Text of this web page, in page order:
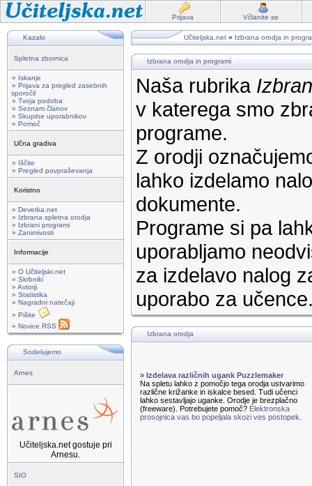
Prijava Včlanite se
Kazalo
Spletna zbornica
» Iskanje
» Prijava za pregled zasebnih
sporočil
» Tvoja podoba
» Seznam članov
» Skupine uporabnikov
» Pomoč
Učna gradiva
» Iščite
» Pregled povpraševanja
Koristno
» Devetka.net
» Izbrana spletna orodja
» Izbrani programi
» Zanimivosti
Informacije
» O Učiteljski.net
» Skrbniki
» Avtorji
» Statistika
» Nagradni natečaji
» Pišite
» Novice RSS
Sodelujemo
Arnes
Učiteljska.net gostuje pri
Arnesu.
SIO
Učiteljska.net » Izbrana orodja in
Izbrana orodja in programi
Naša rubrika
v katerega smo
programe.
Z orodji
lahko izdelamo
dokumente.
Programe si pa
uporabljamo
za izdelavo nalog
uporabo za
Izbrana orodja
» Izdelava različnih ugank Puzzlemaker
Na spletu lahko z pomočjo tega orodja ustvarimo
različne križanke in iskalce besed. Tudi učenci
lahko sestavljajo uganke. Orodje je brezplačno
(freeware). Potrebujete pomoč? Elektronska
prosojnica vas bo popeljala skozi ves postopek.